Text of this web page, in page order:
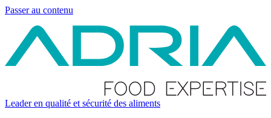
Passer au contenu
Leader en qualité et sécurité des aliments